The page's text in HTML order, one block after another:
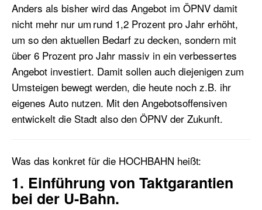
Anders als bisher wird das Angebot im ÖPNV damit
nicht mehr nur um rund 1,2 Prozent pro Jahr erhöht,
um so den aktuellen Bedarf zu decken, sondern mit
über 6 Prozent pro Jahr massiv in ein verbessertes
Angebot investiert. Damit sollen auch diejenigen zum
Umsteigen bewegt werden, die heute noch z.B. ihr
eigenes Auto nutzen. Mit den Angebotsoffensiven
entwickelt die Stadt also den ÖPNV der Zukunft.
Was das konkret für die HOCHBAHN heißt:
1. Einführung von Taktgarantien
bei der U-Bahn.